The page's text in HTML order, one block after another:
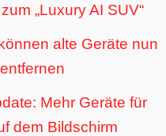
„Luxury AI SUV“
alte Geräte nun
Mehr Geräte für
dem Bildschirm